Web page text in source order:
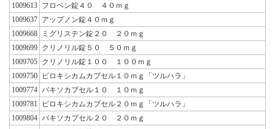
1009613 フロベン錠４０ ４０ｍｇ
1009637 アップノン錠４０ｍｇ
1009668
ミグリステン錠２０ ２０ｍｇ
1009699 クリノリル錠５０ ５０ｍｇ
1009705 クリノリル錠１００ １００ｍｇ
1009750
ピロキシカムカプセル１０ｍｇ「ツルハラ」
1009774 バキソカプセル１０ １０ｍｇ
1009781
ピロキシカムカプセル２０ｍｇ「ツルハラ」
1009804 バキソカプセル２０ ２０ｍｇ